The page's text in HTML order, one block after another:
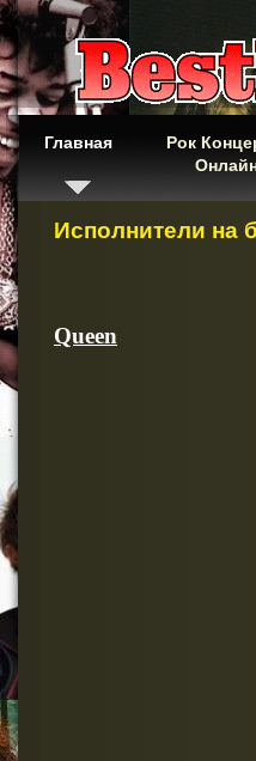
Главная
Рок
Исполнители на
Queen